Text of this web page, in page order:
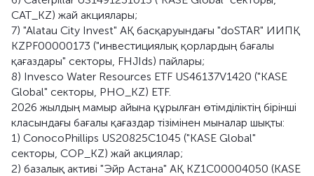
CAT_KZ) жай акциялары;
7) "Alatau City Invest" АҚ басқаруындағы "doSTAR" ИИПҚ
KZPF00000173 ("инвестициялық қорлардың бағалы
қағаздары" секторы, FHJIds) пайлары;
8) Invesco Water Resources ETF US46137V1420 ("KASE
Global" секторы, PHO_KZ) ETF.
2026 жылдың мамыр айына құрылған өтімділіктің бірінші
класындағы бағалы қағаздар тізімінен мыналар шықты:
1) ConocoPhillips US20825C1045 ("KASE Global"
секторы, COP_KZ) жай акциялар;
2) базалық активі "Эйр Астана" АҚ KZ1C00004050 (KASE